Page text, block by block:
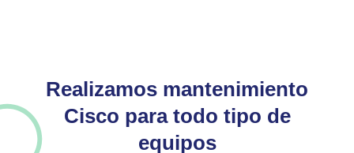
Realizamos mantenimiento
Cisco para todo tipo de
equipos